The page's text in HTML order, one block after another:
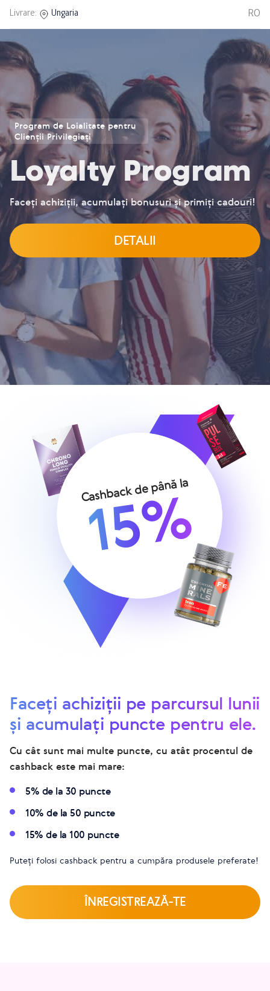
Livrare: Ungaria RO
Program de Loialitate pentru
Clienții Privilegiați
Loyalty Program
Faceți achiziții, acumulați bonusuri și primiți cadouri!
DETALII
Cashback de până la
15%
Faceți achiziții pe parcursul lunii
și acumulați puncte pentru ele.
Cu cât sunt mai multe puncte, cu atât procentul de
cashback este mai mare:
5% de la 30 puncte
10% de la 50 puncte
15% de la 100 puncte
Puteți folosi cashback pentru a cumpăra produsele preferate!
ÎNREGISTREAZĂ-TE